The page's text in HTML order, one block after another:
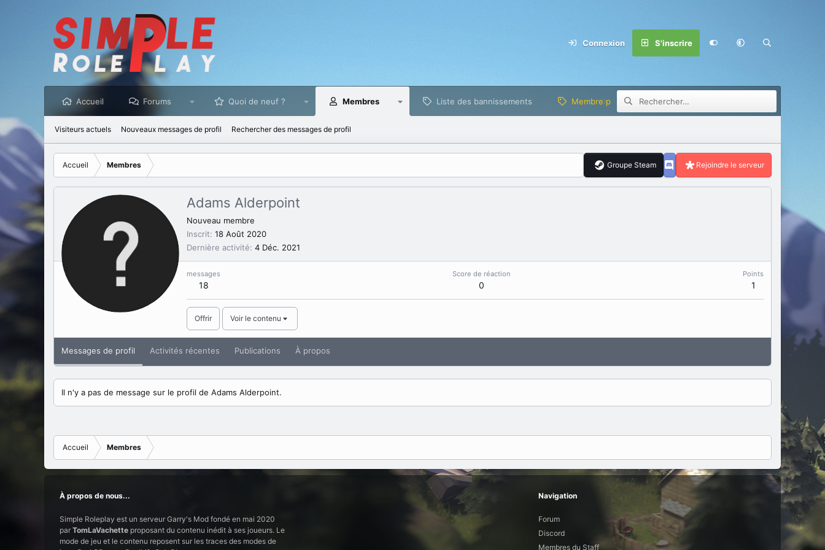
Connexion S'inscrire
Accueil Forums Quoi de neuf ? Membres Liste des bannissements Membre privilège
Visiteurs actuels Nouveaux messages de profil Rechercher des messages de profil
Accueil Membres Groupe Steam Rejoindre le serveur
Adams Alderpoint
Nouveau membre
Inscrit 18 Août 2020
Dernière activité 4 Déc. 2021
messages
18
Score de réaction
0
Points
1
Offrir Voir le contenu
Messages de profil Activités récentes Publications À propos
Il n'y a pas de message sur le profil de Adams Alderpoint.
Accueil Membres
À propos de nous...
Simple Roleplay est un serveur Garry's Mod fondé en mai 2020
par TomLaVachette proposant du contenu inédit à ses joueurs. Le
mode de jeu et le contenu reposent sur les traces des modes de
Navigation
Forum
Discord
Membres du Staff